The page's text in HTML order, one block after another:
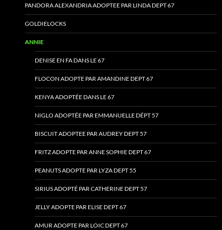
PANDORA ALEXANDRIA ADOPTEE PAR LINDA DEPT 67
GOLDIELOCKS
ANNIE
DENISE EN FA DANS LE 67
FLOCON ADOPTE PAR AMANDINE DEPT 67
KENYA ADOPTÉE DANS LE 67
NIGLO ADOPTÉE PAR EMMANUELLE DÉPT 57
BISCUIT ADOPTEE PAR AUDREY DEPT 57
FRITZ ADOPTE PAR ANNE SOPHIE DEPT 67
PEANUTS ADOPTE PAR LYZA DEPT 55
SIRIUS ADOPTÉ PAR CATHERINE DEPT 57
JELLY ADOPTE PAR ELISE DEPT 67
AMUR ADOPTE PAR LOIC DEPT 67